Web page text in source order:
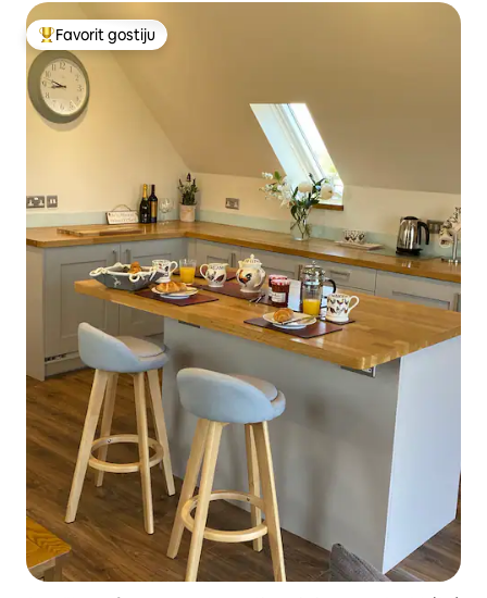
Glavni favorit gostiju
Favorit gostiju